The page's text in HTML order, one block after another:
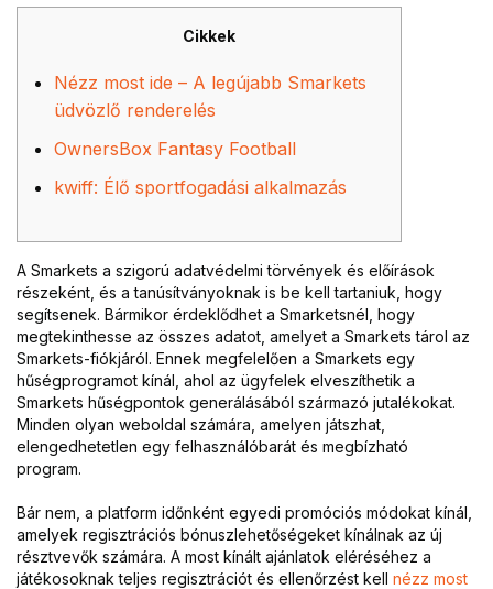
Cikkek
Nézz most ide – A legújabb Smarkets
üdvözlő renderelés
OwnersBox Fantasy Football
kwiff: Élő sportfogadási alkalmazás
A Smarkets a szigorú adatvédelmi törvények és előírások
részeként, és a tanúsítványoknak is be kell tartaniuk, hogy
segítsenek. Bármikor érdeklődhet a Smarketsnél, hogy
megtekinthesse az összes adatot, amelyet a Smarkets tárol az
Smarkets-fiókjáról. Ennek megfelelően a Smarkets egy
hűségprogramot kínál, ahol az ügyfelek elveszíthetik a
Smarkets hűségpontok generálásából származó jutalékokat.
Minden olyan weboldal számára, amelyen játszhat,
elengedhetetlen egy felhasználóbarát és megbízható
program.
Bár nem, a platform időnként egyedi promóciós módokat kínál,
amelyek regisztrációs bónuszlehetőségeket kínálnak az új
résztvevők számára. A most kínált ajánlatok eléréséhez a
játékosoknak teljes regisztrációt és ellenőrzést kell nézz most